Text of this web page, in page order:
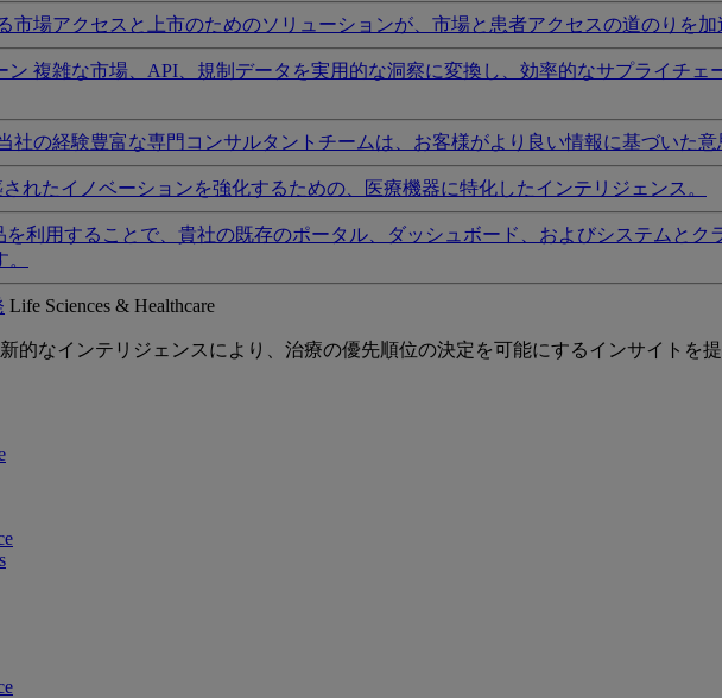
市場アクセスと上市のためのソリューションが、市場と患者アクセスの道のりを加
ン 複雑な市場、API、規制データを実用的な洞察に変換し、効率的なサプライチ
社の経験豊富な専門コンサルタントチームは、お客様がより良い情報に基づいた意
れたイノベーションを強化するための、医療機器に特化したインテリジェンス。
を利用することで、貴社の既存のポータル、ダッシュボード、およびシステムと
Life Sciences & Healthcare
的なインテリジェンスにより、治療の優先順位の決定を可能にするインサイトを提